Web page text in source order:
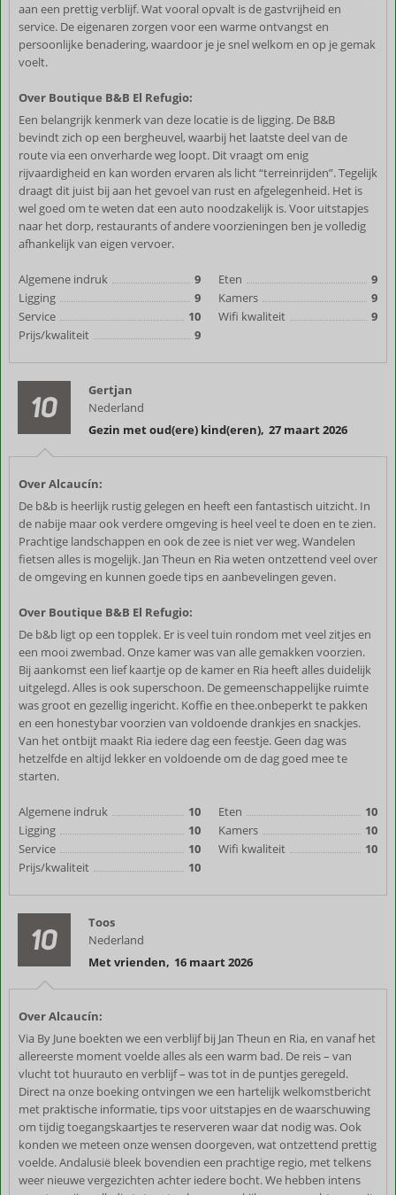
aan een prettig verblijf. Wat vooral opvalt is de gastvrijheid en
service. De eigenaren zorgen voor een warme ontvangst en
persoonlijke benadering, waardoor je je snel welkom en op je gemak
voelt.
Over Boutique B&B El Refugio:
Een belangrijk kenmerk van deze locatie is de ligging. De B&B
bevindt zich op een bergheuvel, waarbij het laatste deel van de
route via een onverharde weg loopt. Dit vraagt om enig
rijvaardigheid en kan worden ervaren als licht “terreinrijden”. Tegelijk
draagt dit juist bij aan het gevoel van rust en afgelegenheid. Het is
wel goed om te weten dat een auto noodzakelijk is. Voor uitstapjes
naar het dorp, restaurants of andere voorzieningen ben je volledig
afhankelijk van eigen vervoer.
Algemene indruk
9
Ligging
9
Service
10
Prijs/kwaliteit
9
Eten
9
Kamers
9
Wifi kwaliteit
9
10
Gertjan
Nederland
Gezin met oud(ere) kind(eren), 27 maart 2026
Over Alcaucín:
De b&b is heerlijk rustig gelegen en heeft een fantastisch uitzicht. In
de nabije maar ook verdere omgeving is heel veel te doen en te zien.
Prachtige landschappen en ook de zee is niet ver weg. Wandelen
fietsen alles is mogelijk. Jan Theun en Ria weten ontzettend veel over
de omgeving en kunnen goede tips en aanbevelingen geven.
Over Boutique B&B El Refugio:
De b&b ligt op een topplek. Er is veel tuin rondom met veel zitjes en
een mooi zwembad. Onze kamer was van alle gemakken voorzien.
Bij aankomst een lief kaartje op de kamer en Ria heeft alles duidelijk
uitgelegd. Alles is ook superschoon. De gemeenschappelijke ruimte
was groot en gezellig ingericht. Koffie en thee.onbeperkt te pakken
en een honestybar voorzien van voldoende drankjes en snackjes.
Van het ontbijt maakt Ria iedere dag een feestje. Geen dag was
hetzelfde en altijd lekker en voldoende om de dag goed mee te
starten.
Algemene indruk
10
Ligging
10
Service
10
Prijs/kwaliteit
10
Eten
10
Kamers
10
Wifi kwaliteit
10
10
Toos
Nederland
Met vrienden, 16 maart 2026
Over Alcaucín:
Via By June boekten we een verblijf bij Jan Theun en Ria, en vanaf het
allereerste moment voelde alles als een warm bad. De reis – van
vlucht tot huurauto en verblijf – was tot in de puntjes geregeld.
Direct na onze boeking ontvingen we een hartelijk welkomstbericht
met praktische informatie, tips voor uitstapjes en de waarschuwing
om tijdig toegangskaartjes te reserveren waar dat nodig was. Ook
konden we meteen onze wensen doorgeven, wat ontzettend prettig
voelde. Andalusië bleek bovendien een prachtige regio, met telkens
weer nieuwe vergezichten achter iedere bocht. We hebben intens